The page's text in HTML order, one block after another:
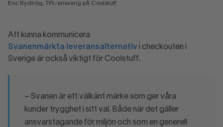
Eric Rydhög, TPL-ansvarig på Coolstuff
Att kunna kommunicera
Svanenmärkta leveransalternativ i checkouten i
Sverige är också viktigt för Coolstuff.
– Svanen är ett välkänt märke som ger våra
kunder trygghet i sitt val. Både när det gäller
ansvarstagande för miljön och som en generell